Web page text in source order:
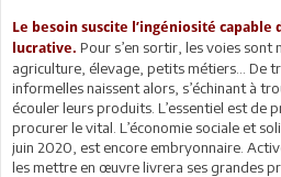
Le besoin suscite l’ingéniosité
lucrative. Pour s’en sortir, les voies sont
agriculture, élevage, petits métiers… De
informelles naissent alors, s’échinant à
écouler leurs produits. L’essentiel est de
procurer le vital. L’économie sociale et
juin 2020, est encore embryonnaire.
les mettre en œuvre livrera ses grandes